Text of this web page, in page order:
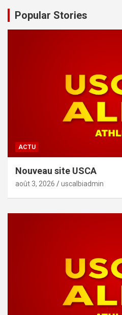
Popular Stories
ACTU
Nouveau site USCA
août 3, 2026 uscalbiadmin